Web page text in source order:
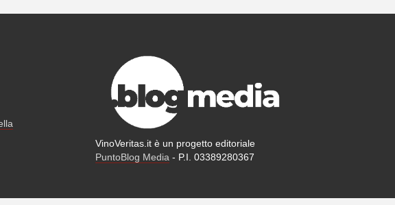
VinoVeritas.it è un progetto editoriale
PuntoBlog Media - P.I. 03389280367